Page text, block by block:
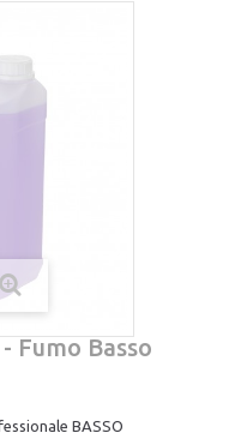
Fumo Basso
BASSO